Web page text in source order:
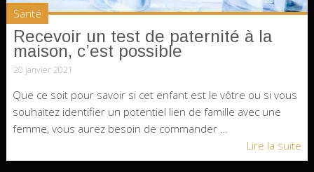
Santé
Recevoir un test de paternité à la
maison, c’est possible
20 janvier 2021
Que ce soit pour savoir si cet enfant est le vôtre ou si vous
souhaitez identifier un potentiel lien de famille avec une
femme, vous aurez besoin de commander …
Lire la suite